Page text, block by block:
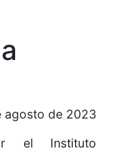
agosto de 2023
el Instituto